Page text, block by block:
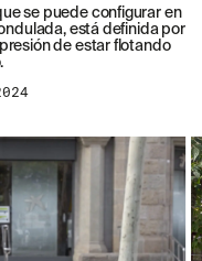
se puede configurar en
está definida por
de estar flotando